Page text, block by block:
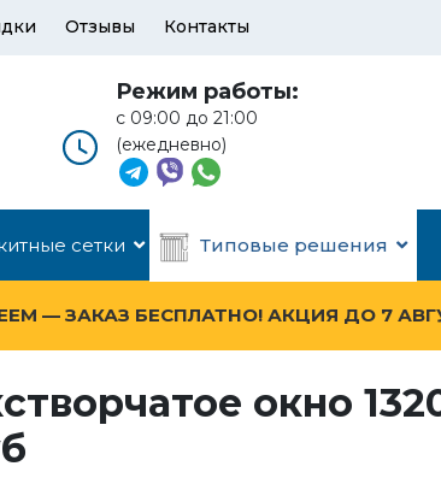
Отзывы Контакты
Режим работы:
с 09:00 до 21:00
(ежедневно)
сетки Типовые решения
— ЗАКАЗ БЕСПЛАТНО! АКЦИЯ ДО 7
окно